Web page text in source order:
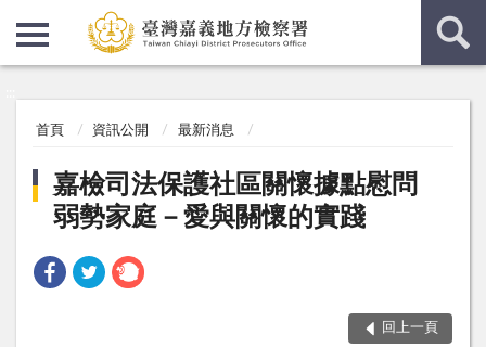
首頁 資訊公開 最新消息
嘉檢司法保護社區關懷據點慰問
弱勢家庭－愛與關懷的實踐
回上一頁